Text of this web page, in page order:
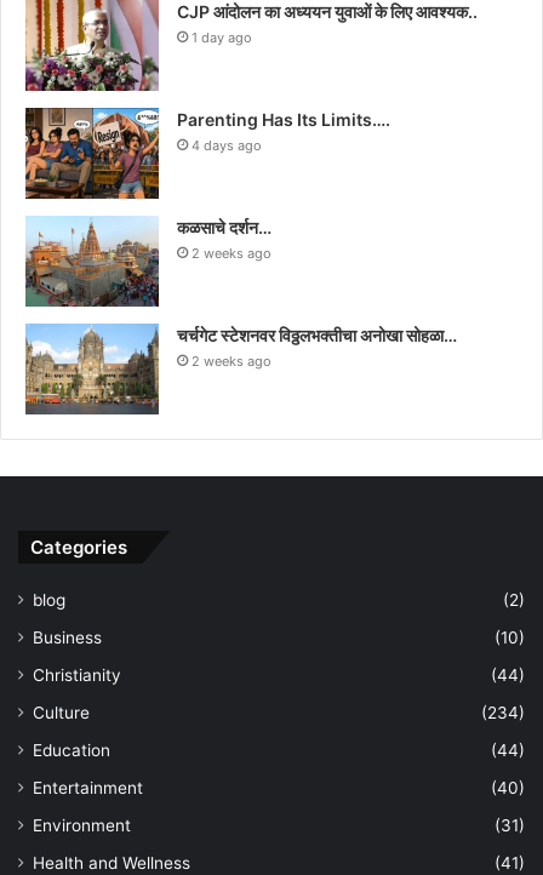
CJP आंदोलन का अध्ययन युवाओं के लिए आवश्यक..
1 day ago
Parenting Has Its Limits….
4 days ago
कळसाचे दर्शन…
2 weeks ago
चर्चगेट स्टेशनवर विठ्ठलभक्तीचा अनोखा सोहळा…
2 weeks ago
Categories
blog
(2)
Business
(10)
Christianity
(44)
Culture
(234)
Education
(44)
Entertainment
(40)
Environment
(31)
Health and Wellness
(41)